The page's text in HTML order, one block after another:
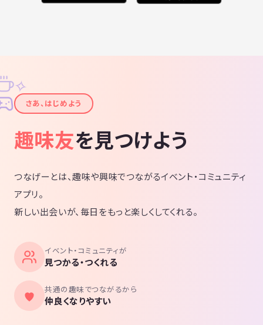
✦
✧
さあ、はじめよう
趣味友を見つけよう
つなげーとは、趣味や興味でつながるイベント・コミュニティ
アプリ。
新しい出会いが、毎日をもっと楽しくしてくれる。
イベント・コミュニティが
見つかる・つくれる
共通の趣味でつながるから
仲良くなりやすい